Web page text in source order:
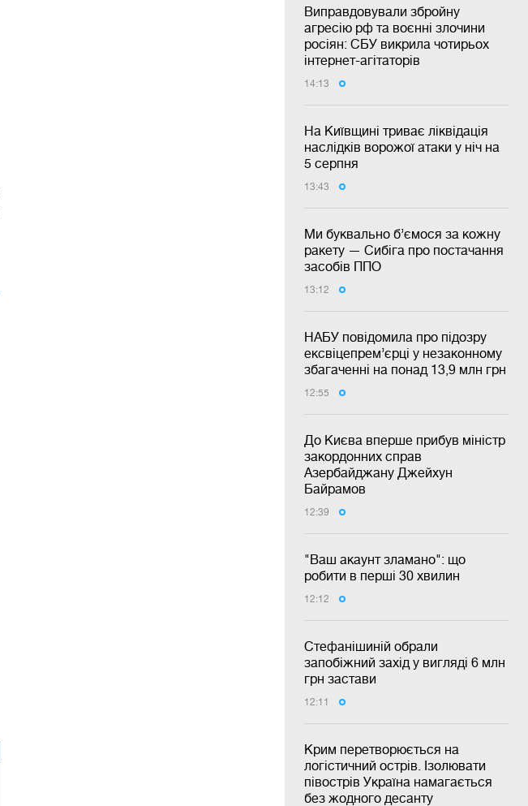
Виправдовували збройну
агресію рф та воєнні злочини
росіян: СБУ викрила чотирьох
інтернет-агітаторів
14:13
На Київщині триває ліквідація
наслідків ворожої атаки у ніч на
5 серпня
13:43
Ми буквально б’ємося за кожну
ракету — Сибіга про постачання
засобів ППО
13:12
НАБУ повідомила про підозру
ексвіцепрем’єрці у незаконному
збагаченні на понад 13,9 млн грн
12:55
До Києва вперше прибув міністр
закордонних справ
Азербайджану Джейхун
Байрамов
12:39
"Ваш акаунт зламано": що
робити в перші 30 хвилин
12:12
Стефанішиній обрали
запобіжний захід у вигляді 6 млн
грн застави
12:11
Крим перетворюється на
логістичний острів. Ізолювати
півострів Україна намагається
без жодного десанту